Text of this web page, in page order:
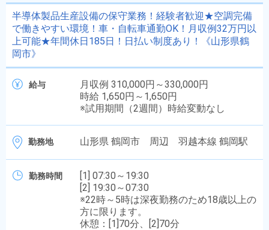
半導体製品生産設備の保守業務！経験者歓迎★空調完備
で働きやすい環境！車・自転車通勤OK！月収例32万円以
上可能★年間休日185日！日払い制度あり！《山形県鶴
岡市》
給与
月収例 310,000円～330,000円
時給 1,650円～1,650円
※試用期間（2週間）時給変動なし
勤務地 山形県 鶴岡市 周辺 羽越本線 鶴岡駅
勤務時間
[1] 07:30～19:30
[2] 19:30～07:30
※22時～5時は深夜勤務のため18歳以上の
方に限ります。
休憩：[1]70分、[2]70分